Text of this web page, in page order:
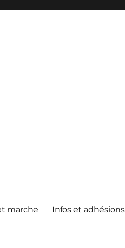
marche Infos et adhésions